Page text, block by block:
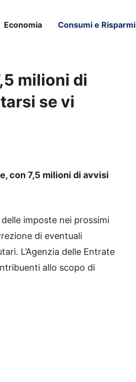
Economia Consumi e Risparmi
milioni di
se vi
con 7,5 milioni di avvisi
imposte nei prossimi
di eventuali
L’Agenzia delle Entrate
allo scopo di